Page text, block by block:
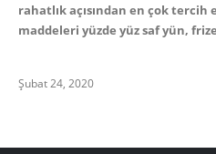
rahatlık açısından en çok tercih
maddeleri yüzde yüz saf yün,
Şubat 24, 2020